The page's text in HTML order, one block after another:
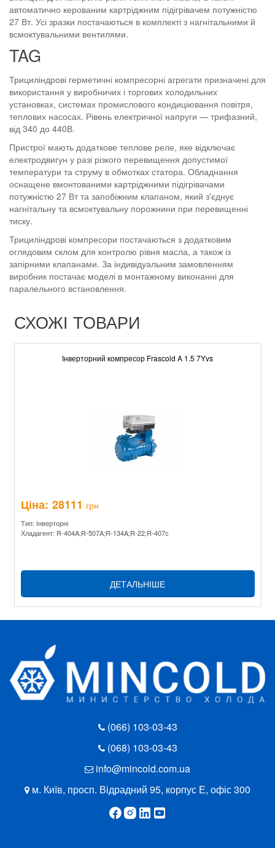
автоматично керованим картріджним підігрівачем потужністю
27 Вт. Усі зразки постачаються в комплекті з нагнітальними й
всмоктувальними вентилями.
TAG
Трициліндрові герметичні компресорні агрегати призначені для
використання у виробничих і торгових холодильних
установках, системах промислового кондиціювання повітря,
теплових насосах. Рівень електричної напруги — трифазний,
від 340 до 440В.
Пристрої мають додаткове теплове реле, яке відключає
електродвигун у разі різкого перевищення допустимої
температури та струму в обмотках статора. Обладнання
оснащене вмонтованими картріджними підігрівачами
потужністю 27 Вт та запобіжним клапаном, який з'єднує
нагнітальну та всмоктувальну порожнини при перевищенні
тиску.
Трициліндрові компресори постачаються з додатковим
оглядовим склом для контролю рівня масла, а також із
запірними клапанами. За індивідуальним замовленням
виробник постачає моделі в монтажному виконанні для
паралельного встановлення.
СХОЖІ ТОВАРИ
Інверторний компресор Frascold A 1.5 7Yvs
Ціна: 28111 грн
Тип: Інверторні
Хладагент: R-404A;R-507A;R-134A;R-22;R-407c
ДЕТАЛЬНІШЕ
(066) 103-03-43
(068) 103-03-43
info@mincold.com.ua
м. Київ, просп. Відрадний 95, корпус Е, офіс 300